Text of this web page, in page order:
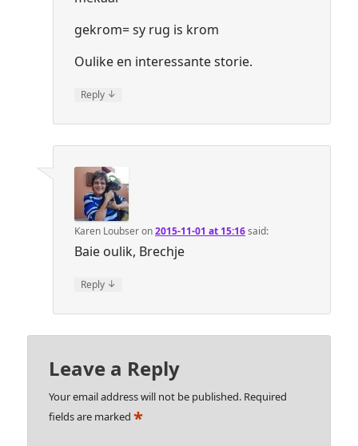
gekrom= sy rug is krom
Oulike en interessante storie.
Reply ↓
Karen Loubseron2015-11-01 at 15:16said:
Baie oulik, Brechje
Reply ↓
Leave a Reply
Your email address will not be published. Required
fields are marked*